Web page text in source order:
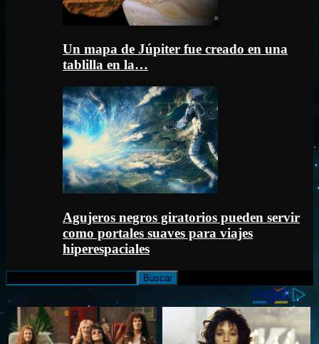
Un mapa de Júpiter fue creado en una
tablilla en la…
Agujeros negros giratorios pueden servir
como portales suaves para viajes
hiperespaciales